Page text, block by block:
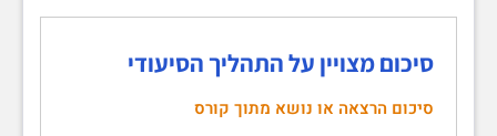
סיכום מצויין על התהליך הסיעודי
סיכום הרצאה או נושא מתוך קורס